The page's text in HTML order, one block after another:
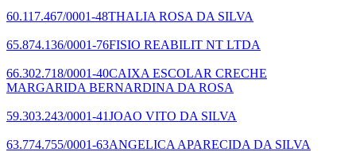
60.117.467/0001-48THALIA ROSA DA SILVA
65.874.136/0001-76FISIO REABILIT NT LTDA
66.302.718/0001-40CAIXA ESCOLAR CRECHE
MARGARIDA BERNARDINA DA ROSA
59.303.243/0001-41JOAO VITO DA SILVA
63.774.755/0001-63ANGELICA APARECIDA DA SILVA